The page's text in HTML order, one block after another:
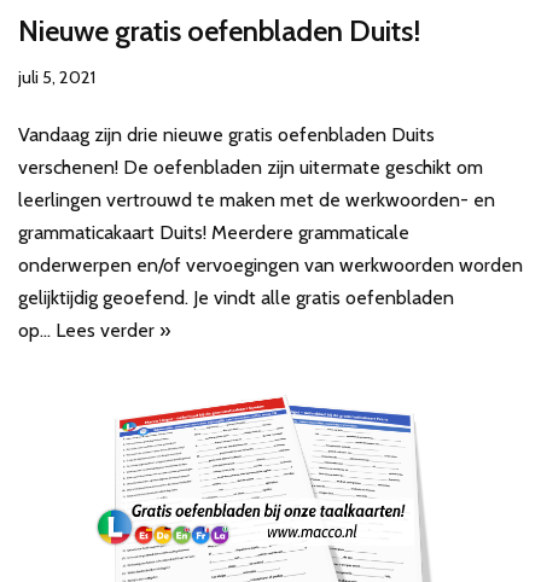
Nieuwe gratis oefenbladen Duits!
juli 5, 2021
Vandaag zijn drie nieuwe gratis oefenbladen Duits
verschenen! De oefenbladen zijn uitermate geschikt om
leerlingen vertrouwd te maken met de werkwoorden- en
grammaticakaart Duits! Meerdere grammaticale
onderwerpen en/of vervoegingen van werkwoorden worden
gelijktijdig geoefend. Je vindt alle gratis oefenbladen
op… Lees verder »